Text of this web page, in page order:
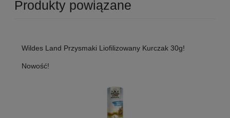
Produkty powiązane
Wildes Land Przysmaki Liofilizowany Kurczak 30g!
Nowość!